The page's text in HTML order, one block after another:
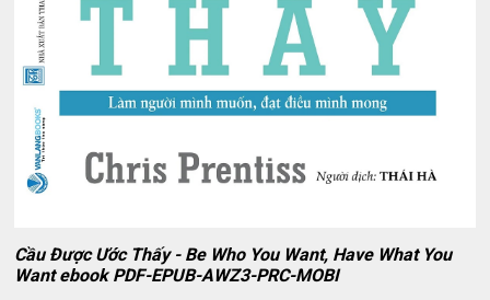
Cầu Được Ước Thấy - Be Who You Want, Have What You
Want ebook PDF-EPUB-AWZ3-PRC-MOBI